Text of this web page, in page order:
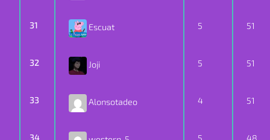
31 Escuat 5 51
32 Joji 5 51
33 Alonsotadeo 4 51
34 5 48